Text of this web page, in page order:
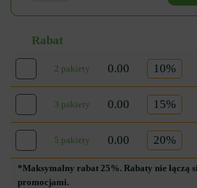
Rabat
2 pakiety 0.00 10%
3 pakiety 0.00 15%
5 pakiety 0.00 20%
*Maksymalny rabat 25%. Rabaty nie łączą
promocjami.